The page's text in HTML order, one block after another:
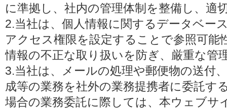
に準拠し、社内の管理体制を整備し、適
2.当社は、個人情報に関するデータベー
アクセス権限を設定することで参照可能
情報の不正な取り扱いを防ぎ、厳重な管
3.当社は、メールの処理や郵便物の送付
成等の業務を社外の業務提携者に委託す
場合の業務委託に際しては、本ウェブサ